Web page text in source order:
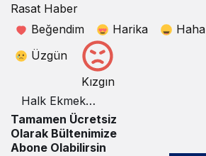
Rasat Haber
Beğendim
Harika Haha
Üzgün
Kızgın
Halk Ekmek
satışlarında büyük
düşüş: Zarar 200
milyon liraya dayandı
Tamamen Ücretsiz
Olarak Bültenimize
Abone Olabilirsin